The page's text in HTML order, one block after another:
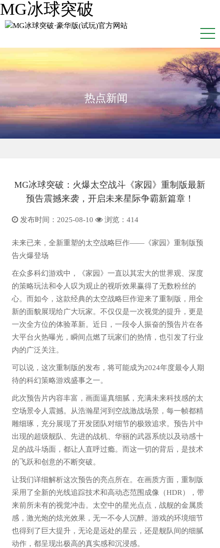
MG冰球突破
热点新闻
MG冰球突破：火爆太空战斗《家园》重制版最新
预告震撼来袭，开启未来星际争霸新篇章！
发布时间：2025-08-10 浏览： 414
未来已来，全新重塑的太空战略巨作——《家园》重制版预
告火爆登场
在众多科幻游戏中，《家园》一直以其宏大的世界观、深度
的策略玩法和令人叹为观止的视听效果赢得了无数粉丝的
心。而如今，这款经典的太空战略巨作迎来了重制版，用全
新的面貌展现给广大玩家。不仅仅是一次视觉的提升，更是
一次全方位的体验革新。近日，一段令人振奋的预告片在各
大平台火热曝光，瞬间点燃了玩家们的热情，也引发了行业
内的广泛关注。
可以说，这次重制版的发布，将可能成为2024年度最令人期
待的科幻策略游戏盛事之一。
此次预告片内容丰富，画面逼真细腻，充满未来科技感的太
空场景令人震撼。从浩瀚星河到空战激战场景，每一帧都精
雕细琢，充分展现了开发团队对细节的极致追求。预告片中
出现的超级舰队、先进的战机、华丽的武器系统以及动感十
足的战斗场面，都让人直呼过瘾。而这一切的背后，是技术
的飞跃和创意的不断突破。
让我们详细解析这次预告的亮点所在。在画质方面，重制版
采用了全新的光线追踪技术和高动态范围成像（HDR），带
来前所未有的视觉冲击。太空中的星光点点，战舰的金属质
感，激光炮的炫光效果，无一不令人沉醉。游戏的环境细节
也得到了巨大提升，无论是远处的星云，还是舰队间的细腻
动作，都呈现出极高的真实感和沉浸感。